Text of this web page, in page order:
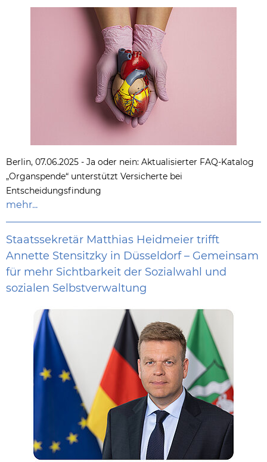
Berlin, 07.06.2025 - Ja oder nein: Aktualisierter FAQ-Katalog
„Organspende“ unterstützt Versicherte bei
Entscheidungsfindung
mehr...
Staatssekretär Matthias Heidmeier trifft
Annette Stensitzky in Düsseldorf – Gemeinsam
für mehr Sichtbarkeit der Sozialwahl und
sozialen Selbstverwaltung